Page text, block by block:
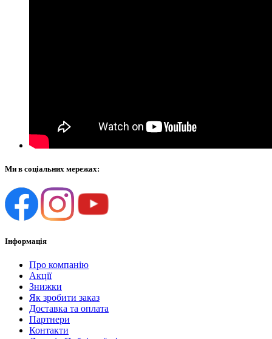
Ми в соціальних мережах:
Інформація
Про компанію
Акції
Знижки
Як зробити заказ
Доставка та оплата
Партнери
Контакти